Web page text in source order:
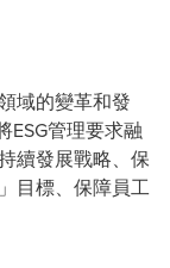
域的變革和發
ESG管理要求融
續發展戰略、保
目標、保障員工